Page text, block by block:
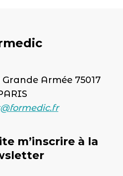
Armée 75017
m’inscrire à la